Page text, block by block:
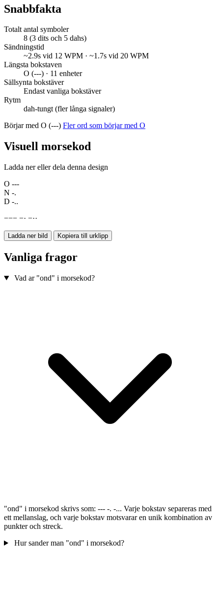
Snabbfakta
Totalt antal symboler
8 (3 dits och 5 dahs)
Sändningstid
~2.9s vid 12 WPM · ~1.7s vid 20 WPM
Längsta bokstaven
O (---) · 11 enheter
Sällsynta bokstäver
Endast vanliga bokstäver
Rytm
dah-tungt (fler långa signaler)
Börjar med O (---) Fler ord som börjar med O
Visuell morsekod
Ladda ner eller dela denna design
O ---
N -.
D -..
−−− −· −··
Ladda ner bild Kopiera till urklipp
Vanliga fragor
Vad ar "ond" i morsekod?
"ond" i morsekod skrivs som: --- -. -... Varje bokstav separeras med
ett mellanslag, och varje bokstav motsvarar en unik kombination av
punkter och streck.
Hur sander man "ond" i morsekod?